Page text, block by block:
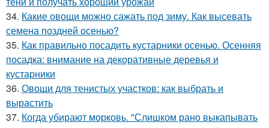
34. Какие овощи можно сажать под зиму. Как высевать
семена поздней осенью?
35. Как правильно посадить кустарники осенью. Осенняя
посадка: внимание на декоративные деревья и
кустарники
36. Овощи для тенистых участков: как выбрать и
вырастить
37. Когда убирают морковь. "Слишком рано выкапывать